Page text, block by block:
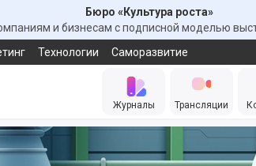
Бюро «Культура роста»
и бизнесам с подписной моделью
Технологии Саморазвитие
Журналы Трансляции